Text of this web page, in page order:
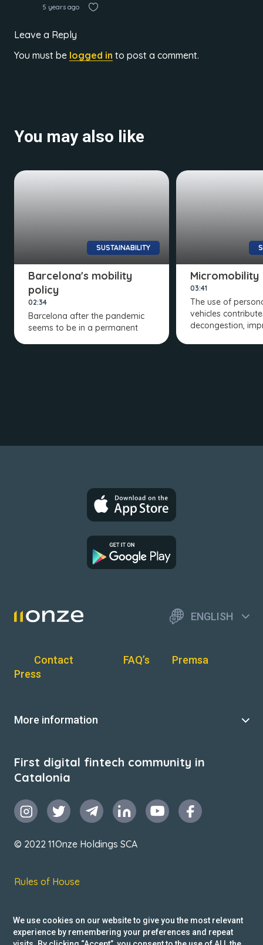
5 years ago
Leave a Reply
You must be logged in to post a comment.
You may also like
SUSTAINABILITY
Barcelona's mobility
policy
02:34
Barcelona after the pandemic
seems to be in a permanent
Micromobility
03:41
The use of
vehicles
decongestion,
ENGLISH
Contact FAQ’s
Premsa
Press
More information
First digital fintech community in
Catalonia
© 2022 11Onze Holdings SCA
Rules of House
Privacy Policy
We use cookies on our website to give you the most relevant
experience by remembering your preferences and repeat